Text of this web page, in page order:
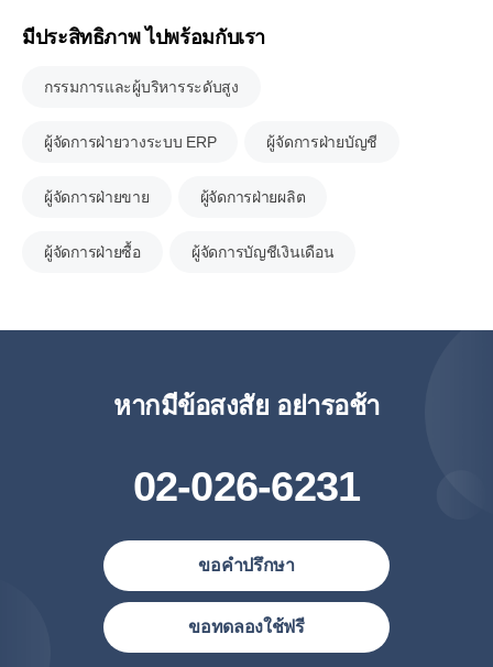
มีประสิทธิภาพ ไปพร้อมกับเรา
กรรมการและผู้บริหารระดับสูง
ผู้จัดการฝ่ายวางระบบ ERP ผู้จัดการฝ่ายบัญชี
ผู้จัดการฝ่ายขาย ผู้จัดการฝ่ายผลิต
ผู้จัดการฝ่ายซื้อ ผู้จัดการบัญชีเงินเดือน
หากมีข้อสงสัย อย่ารอช้า
02-026-6231
ขอคำปรึกษา
ขอทดลองใช้ฟรี
ประเทศไทย (ไทย)